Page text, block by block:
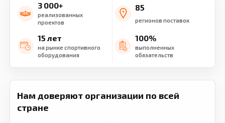
3 000+
реализованных
проектов
85
регионов поставок
15 лет
на рынке спортивного
оборудования
100%
выполненных
обязательств
Нам доверяют организации по всей
стране